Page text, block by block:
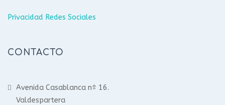
Privacidad Redes Sociales
CONTACTO
Avenida Casablanca nº 16.
Valdespartera